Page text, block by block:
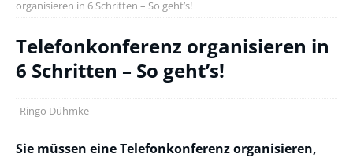
organisieren in 6 Schritten – So geht’s!
Telefonkonferenz organisieren in
6 Schritten – So geht’s!
Ringo Dühmke
Sie müssen eine Telefonkonferenz organisieren,